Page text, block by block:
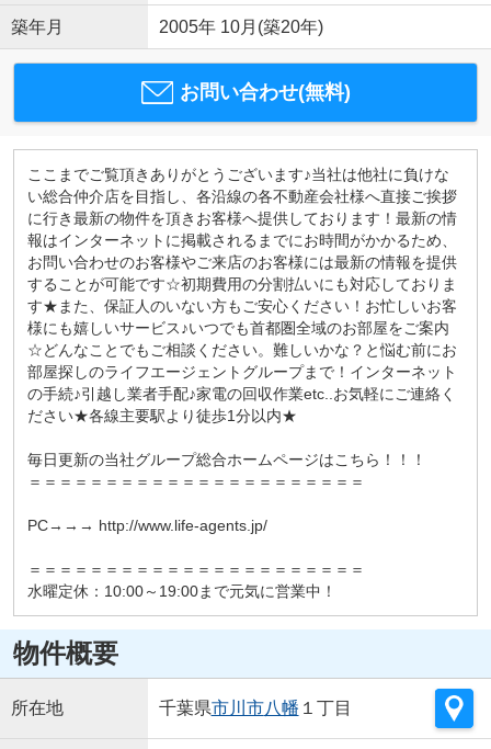
築年月 2005年 10月(築20年)
お問い合わせ(無料)
ここまでご覧頂きありがとうございます♪当社は他社に負けな
い総合仲介店を目指し、各沿線の各不動産会社様へ直接ご挨拶
に行き最新の物件を頂きお客様へ提供しております！最新の情
報はインターネットに掲載されるまでにお時間がかかるため、
お問い合わせのお客様やご来店のお客様には最新の情報を提供
することが可能です☆初期費用の分割払いにも対応しておりま
す★また、保証人のいない方もご安心ください！お忙しいお客
様にも嬉しいサービス♪いつでも首都圏全域のお部屋をご案内
☆どんなことでもご相談ください。難しいかな？と悩む前にお
部屋探しのライフエージェントグループまで！インターネット
の手続♪引越し業者手配♪家電の回収作業etc..お気軽にご連絡く
ださい★各線主要駅より徒歩1分以内★
毎日更新の当社グループ総合ホームページはこちら！！！
＝＝＝＝＝＝＝＝＝＝＝＝＝＝＝＝＝＝＝＝＝＝
PC→→→ http://www.life-agents.jp/
＝＝＝＝＝＝＝＝＝＝＝＝＝＝＝＝＝＝＝＝＝＝
水曜定休：10:00～19:00まで元気に営業中！
物件概要
所在地 千葉県市川市八幡 １丁目